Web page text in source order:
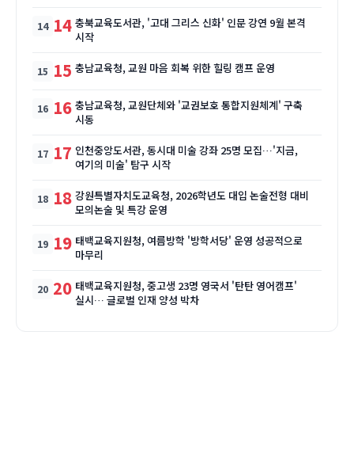
14 충북교육도서관, '고대 그리스 신화' 인문 강연 9월 본격
시작
15 충남교육청, 교원 마음 회복 위한 힐링 캠프 운영
16 충남교육청, 교원단체와 '교권보호 통합지원체계' 구축
시동
17 인천중앙도서관, 동시대 미술 강좌 25명 모집…'지금,
여기의 미술' 탐구 시작
18 강원특별자치도교육청, 2026학년도 대입 논술전형 대비
모의논술 및 특강 운영
19 태백교육지원청, 여름방학 '방학서당' 운영 성공적으로
마무리
20 태백교육지원청, 중고생 23명 영국서 '탄탄 영어캠프'
실시… 글로벌 인재 양성 박차